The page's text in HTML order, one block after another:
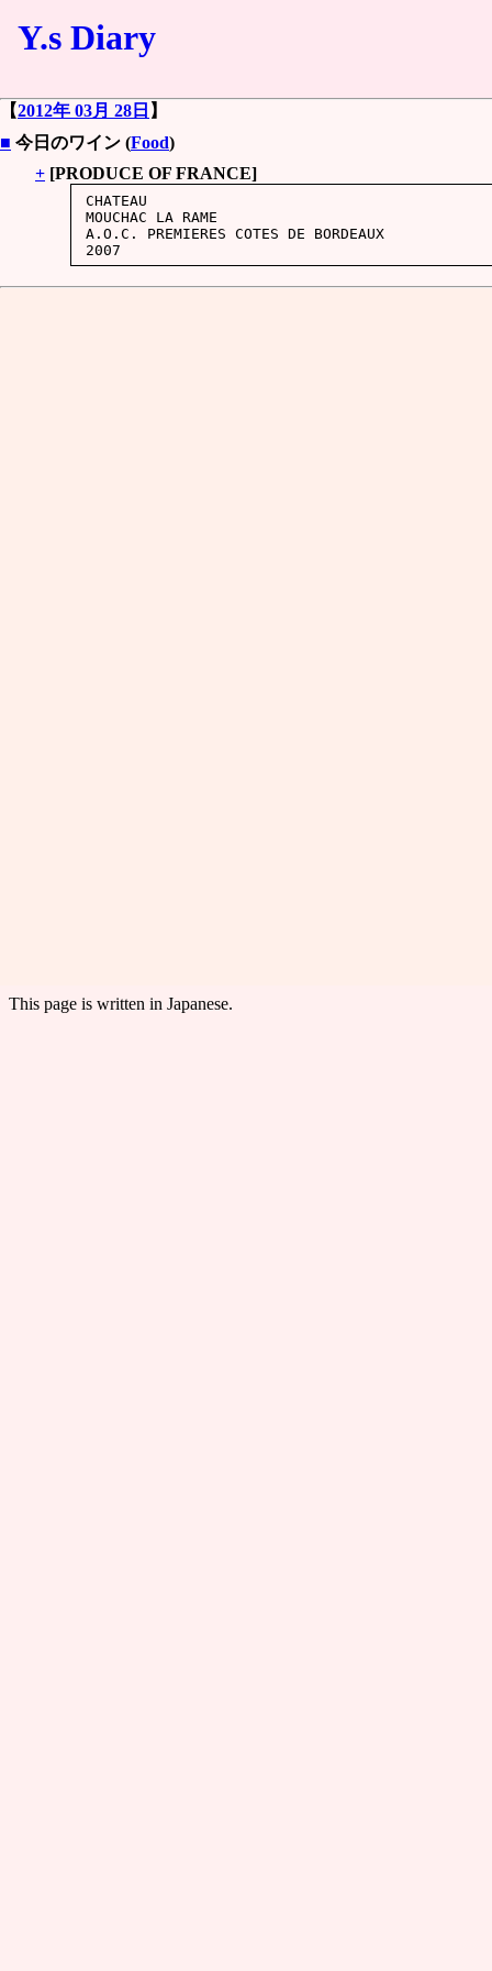
Y.s Diary
【2012年 03月 28日 】
■ 今日のワイン (Food)
+ [PRODUCE OF FRANCE]
CHATEAU
MOUCHAC LA RAME
A.O.C. PREMIERES COTES DE BORDEAUX
This page is written in Japanese.